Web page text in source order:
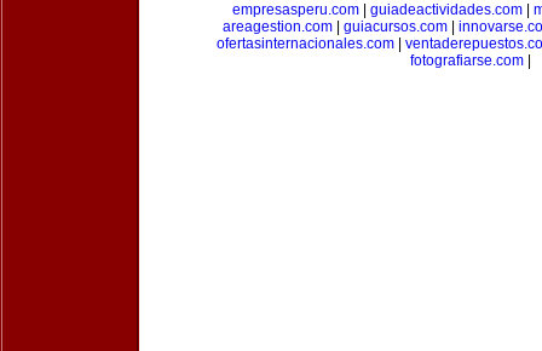
empresasperu.com| guiadeactividades.com|
areagestion.com| guiacursos.com|
ofertasinternacionales.com|
fotografiarse.com